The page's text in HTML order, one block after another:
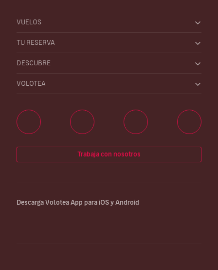
VUELOS
TU RESERVA
DESCUBRE
VOLOTEA
Trabaja con nosotros
Descarga Volotea App para iOS y Android